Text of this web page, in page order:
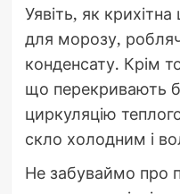
Уявіть, як
для морозу,
конденсату. Крім
що перекривають
циркуляцію
скло холодним і
Не забуваймо про